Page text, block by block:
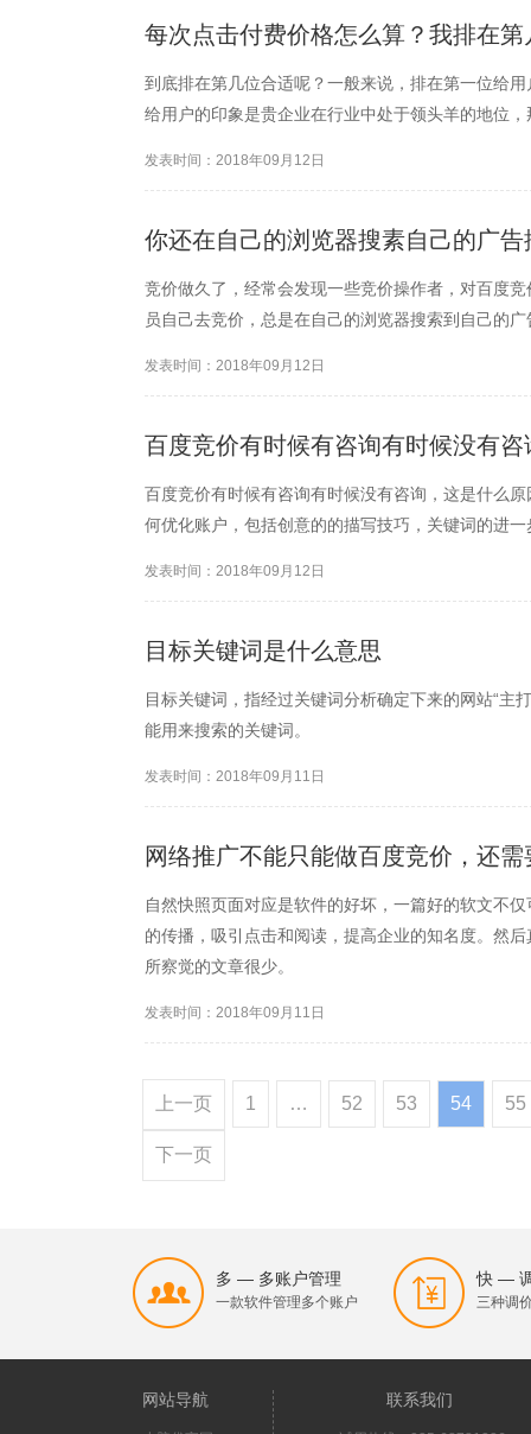
每次点击付费价格怎么算？我排在
到底排在第几位合适呢？一般来说，排在第一位给
给用户的印象是贵企业在行业中处于领头羊的地位
发表时间：2018年09月12日
你还在自己的浏览器搜素自己的广
竞价做久了，经常会发现一些竞价操作者，对百度
员自己去竞价，总是在自己的浏览器搜索到自己的
发表时间：2018年09月12日
百度竞价有时候有咨询有时候没有咨
百度竞价有时候有咨询有时候没有咨询，这是什么
何优化账户，包括创意的的描写技巧，关键词的进
发表时间：2018年09月12日
目标关键词是什么意思
目标关键词，指经过关键词分析确定下来的网站“主
能用来搜索的关键词。
发表时间：2018年09月11日
网络推广不能只能做百度竞价，还
自然快照页面对应是软件的好坏，一篇好的软文不
的传播，吸引点击和阅读，提高企业的知名度。然
所察觉的文章很少。
发表时间：2018年09月11日
上一页 1 … 52 53 54 55
下一页
多 — 多账户管理
一款软件管理多个账户
快 —
三种调
网站导航 联系我们